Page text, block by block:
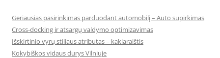
Geriausias pasirinkimas parduodant automobilį – Auto supirkimas
Cross-docking ir atsargų valdymo optimizavimas
Išskirtinio vyrų stiliaus atributas – kaklaraištis
Kokybiškos vidaus durys Vilniuje